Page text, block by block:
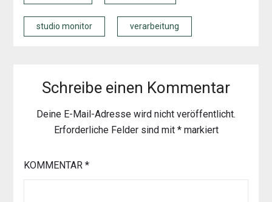
studio monitor verarbeitung
Schreibe einen Kommentar
Deine E-Mail-Adresse wird nicht veröffentlicht.
Erforderliche Felder sind mit *markiert
KOMMENTAR *